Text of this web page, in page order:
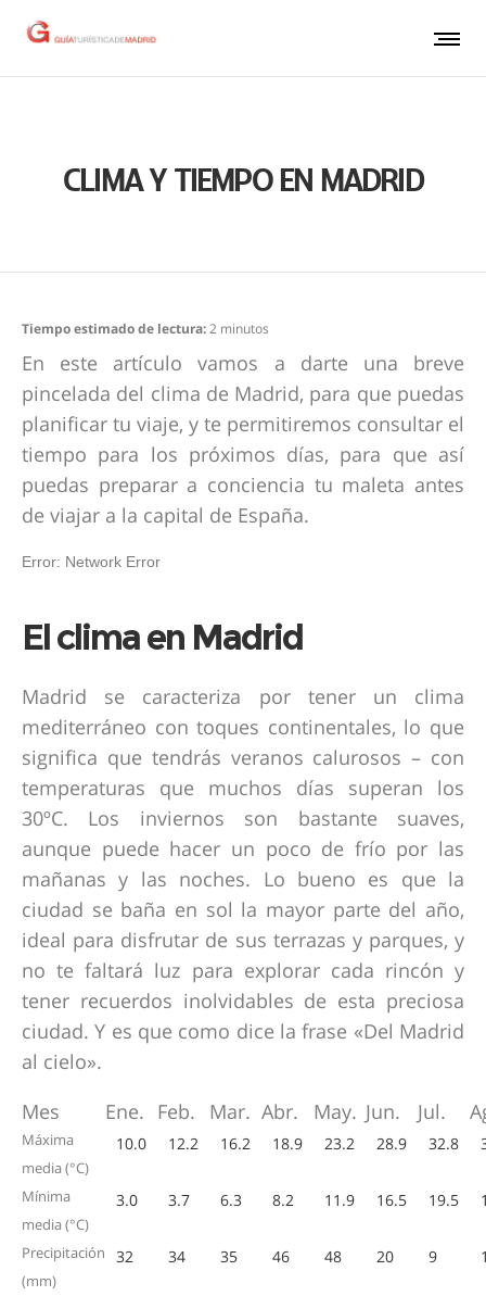
CLIMA Y TIEMPO EN MADRID
Tiempo estimado de lectura:2 minutos
En este artículo vamos a darte una breve
pincelada del clima de Madrid, para que puedas
planificar tu viaje, y te permitiremos consultar el
tiempo para los próximos días, para que así
puedas preparar a conciencia tu maleta antes
de viajar a la capital de España.
El clima en Madrid
Madrid se caracteriza por tener un clima
mediterráneo con toques continentales, lo que
significa que tendrás veranos calurosos – con
temperaturas que muchos días superan los
30ºC. Los inviernos son bastante suaves,
aunque puede hacer un poco de frío por las
mañanas y las noches. Lo bueno es que la
ciudad se baña en sol la mayor parte del año,
ideal para disfrutar de sus terrazas y parques, y
no te faltará luz para explorar cada rincón y
tener recuerdos inolvidables de esta preciosa
ciudad. Y es que como dice la frase «Del Madrid
al cielo».
Mes
Ene. Feb. Mar. Abr. May. Jun. Jul.
Máxima
media (°C)
10.0 12.2 16.2 18.9 23.2 28.9 32.8
Mínima
media (°C)
3.0 3.7 6.3 8.2 11.9 16.5 19.5
Precipitación
(mm)
32 34 35 46 48 20 9